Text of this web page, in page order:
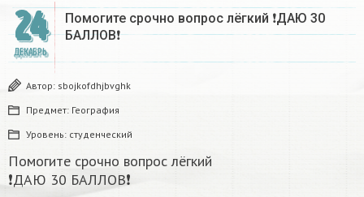
24
ДЕКАБРЬ
Помогите срочно вопрос лёгкий ❗ДАЮ 30
БАЛЛОВ❗​
Автор: sbojkofdhjbvghk
Предмет: География
Уровень: студенческий
Помогите срочно вопрос лёгкий
❗ДАЮ 30 БАЛЛОВ❗​